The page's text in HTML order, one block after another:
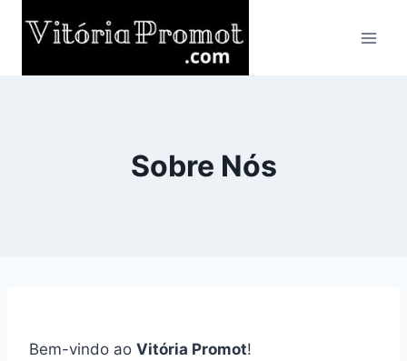
Sobre Nós
Bem-vindo ao Vitória Promot!